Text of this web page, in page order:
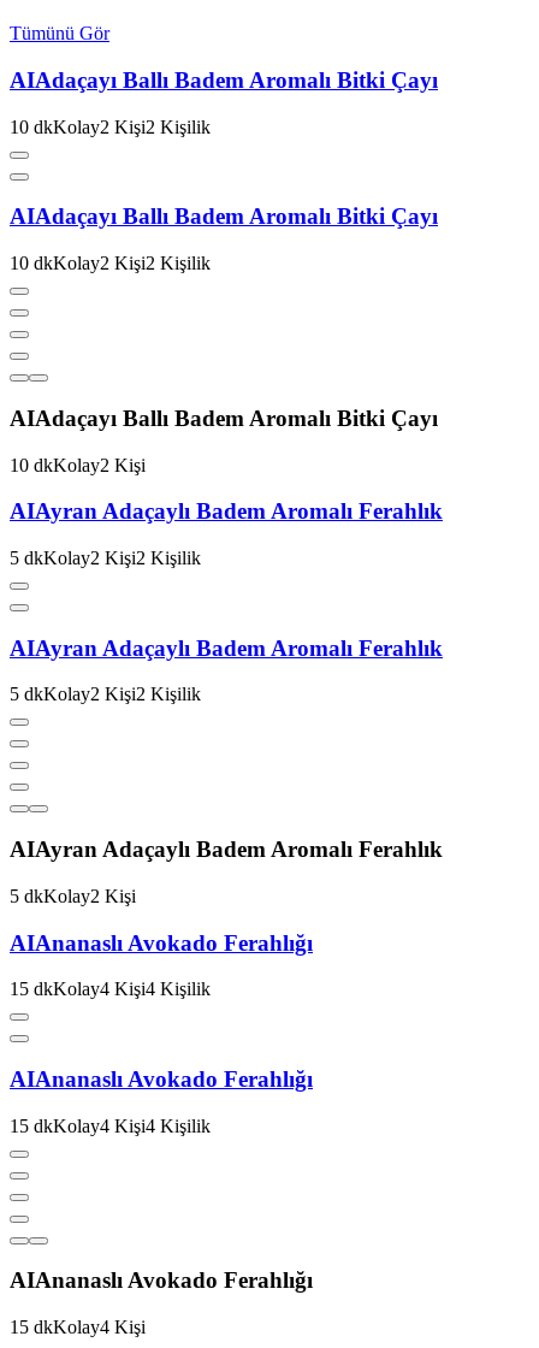
Tümünü Gör
AIAdaçayı Ballı Badem Aromalı Bitki Çayı
10 dkKolay2 Kişi2 Kişilik
AIAdaçayı Ballı Badem Aromalı Bitki Çayı
10 dkKolay2 Kişi2 Kişilik
AIAdaçayı Ballı Badem Aromalı Bitki Çayı
10 dkKolay2 Kişi
AIAyran Adaçaylı Badem Aromalı Ferahlık
5 dkKolay2 Kişi2 Kişilik
AIAyran Adaçaylı Badem Aromalı Ferahlık
5 dkKolay2 Kişi2 Kişilik
AIAyran Adaçaylı Badem Aromalı Ferahlık
5 dkKolay2 Kişi
AIAnanaslı Avokado Ferahlığı
15 dkKolay4 Kişi4 Kişilik
AIAnanaslı Avokado Ferahlığı
15 dkKolay4 Kişi4 Kişilik
AIAnanaslı Avokado Ferahlığı
15 dkKolay4 Kişi